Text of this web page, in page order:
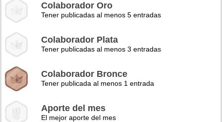
Colaborador Oro
Tener publicadas al menos 5 entradas
Colaborador Plata
Tener publicadas al menos 3 entradas
Colaborador Bronce
Tener publicada al menos 1 entrada
Aporte del mes
El mejor aporte del mes